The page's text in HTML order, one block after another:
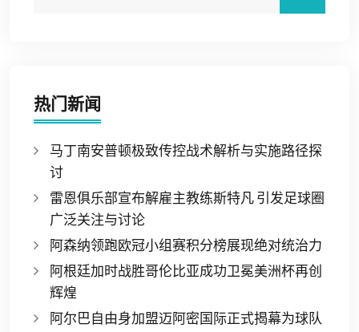
热门新闻
马丁南安普顿极致传控战术解析与实施路径探
讨
雷恩俱乐部宣布解雇主教练斯特凡 引发足球圈
广泛关注与讨论
阿森纳领跑欧冠小组赛积分榜展现绝对统治力
阿根廷加时战胜哥伦比亚成功卫冕美洲杯再创
辉煌
阿尔巴自由身加盟迈阿密国际正式揭幕为球队